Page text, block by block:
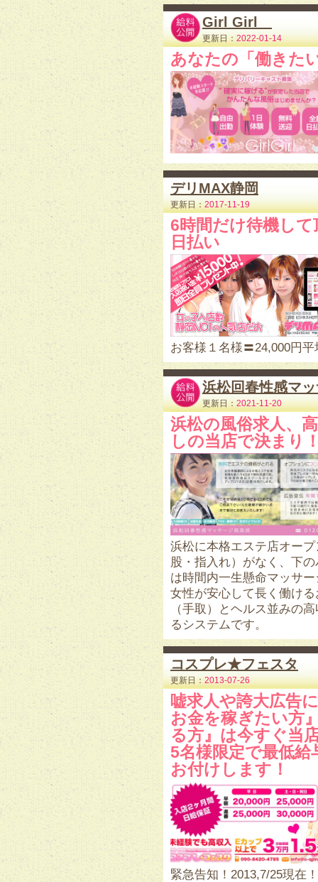
Girl Girl
更新日：2022-01-14
あなたの「働きた
デリMAX静岡
更新日：2017-11-19
6時間だけ待機し
日払い
お客様１名様〓24,000円
浜松回春性感マ
更新日：2021-11-20
浜松の風俗求人、
しの当店で決まり
浜松に本格エステ店オー
股・指入れ）がなく、下
は時間内一生懸命マッサ
女性が安心して長く働け
（手取）とヘルス並みの
るシステムです。
コスプレ★フェスタ
更新日：2013-07-26
嘘求人や誇大広告
お金を稼ぎたい方
る方』は今すぐ当
5名様限定で最低給
お付けします！
緊急告知！2013,7/25現在